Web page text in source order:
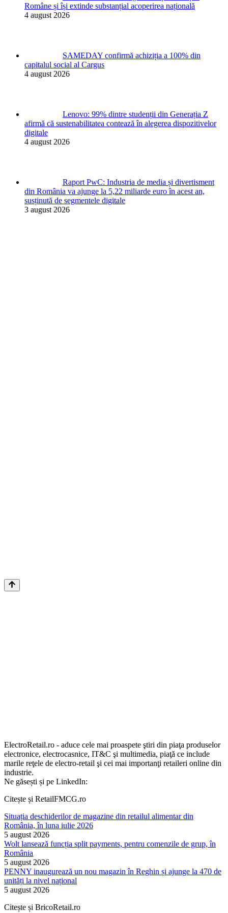
Române și își extinde substanțial acoperirea națională
4 august 2026
SAMEDAY confirmă achiziția a 100% din
capitalul social al Cargus
4 august 2026
Lenovo: 99% dintre studenții din Generația Z
afirmă că sustenabilitatea contează în alegerea dispozitivelor
digitale
4 august 2026
Raport PwC: Industria de media și divertisment
din România va ajunge la 5,22 miliarde euro în acest an,
susținută de segmentele digitale
3 august 2026
ElectroRetail.ro - aduce cele mai proaspete ştiri din piaţa produselor
electronice, electrocasnice, IT&C şi multimedia, piaţă ce include
marile reţele de electro-retail şi cei mai importanţi retaileri online din
industrie.
Ne găsești și pe LinkedIn:
Citește și RetailFMCG.ro
Situația deschiderilor de magazine din retailul alimentar din
România, în luna iulie 2026
5 august 2026
Wolt lansează funcția split payments, pentru comenzile de grup, în
România
5 august 2026
PENNY inaugurează un nou magazin în Reghin și ajunge la 470 de
unități la nivel național
5 august 2026
Citește și BricoRetail.ro